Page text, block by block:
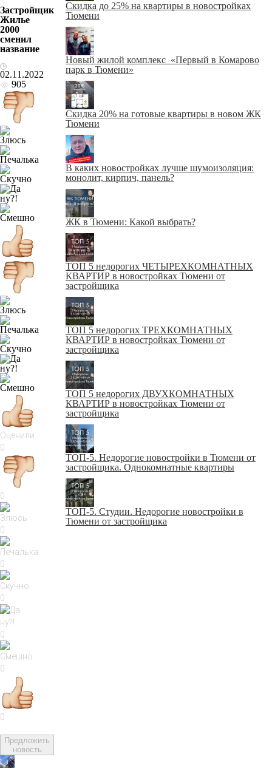
Застройщик
Жилье
2000
сменил
название
02.11.2022
905
Оценили
0
0
0
0
0
0
0
0
Предложить
новость
Скидка до 25% на квартиры в новостройках
Тюмени
Новый жилой комплекс «Первый в Комарово
парк в Тюмени»
Скидка 20% на готовые квартиры в новом ЖК
Тюмени
В каких новостройках лучше шумоизоляция:
монолит, кирпич, панель?
ЖК в Тюмени: Какой выбрать?
ТОП 5 недорогих ЧЕТЫРЕХКОМНАТНЫХ
КВАРТИР в новостройках Тюмени от
застройщика
ТОП 5 недорогих ТРЕХКОМНАТНЫХ
КВАРТИР в новостройках Тюмени от
застройщика
ТОП 5 недорогих ДВУХКОМНАТНЫХ
КВАРТИР в новостройках Тюмени от
застройщика
ТОП-5. Недорогие новостройки в Тюмени от
застройщика. Однокомнатные квартиры
ТОП-5. Студии. Недорогие новостройки в
Тюмени от застройщика